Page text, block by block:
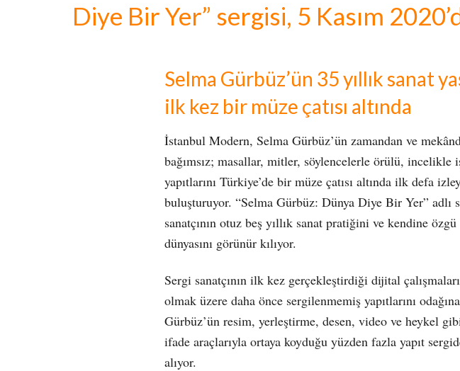
Diye Bir Yer” sergisi, 5 Kasım
Selma Gürbüz’ün 35 yıllık sanat
ilk kez bir müze çatısı altında
İstanbul Modern, Selma Gürbüz’ün zamandan ve
bağımsız; masallar, mitler, söylencelerle örülü, incelikle
yapıtlarını Türkiye’de bir müze çatısı altında ilk defa
buluşturuyor. “Selma Gürbüz: Dünya Diye Bir Yer” adlı
sanatçının otuz beş yıllık sanat pratiğini ve kendine
dünyasını görünür kılıyor.
Sergi sanatçının ilk kez gerçekleştirdiği dijital
olmak üzere daha önce sergilenmemiş yapıtlarını
Gürbüz’ün resim, yerleştirme, desen, video ve heykel
ifade araçlarıyla ortaya koyduğu yüzden fazla yapıt
alıyor.